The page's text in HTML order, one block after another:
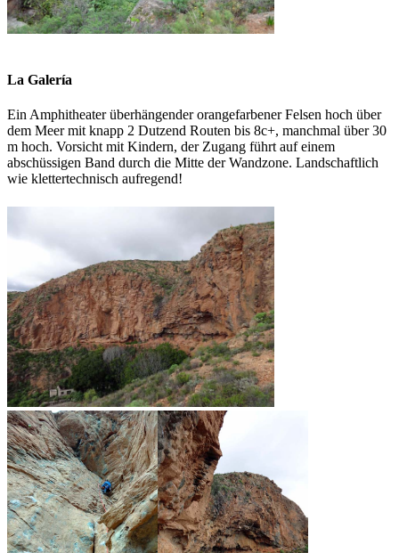
La Galería
Ein Amphitheater überhängender orangefarbener Felsen hoch über
dem Meer mit knapp 2 Dutzend Routen bis 8c+, manchmal über 30
m hoch. Vorsicht mit Kindern, der Zugang führt auf einem
abschüssigen Band durch die Mitte der Wandzone. Landschaftlich
wie klettertechnisch aufregend!